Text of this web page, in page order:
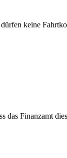
keine
das Finanzamt